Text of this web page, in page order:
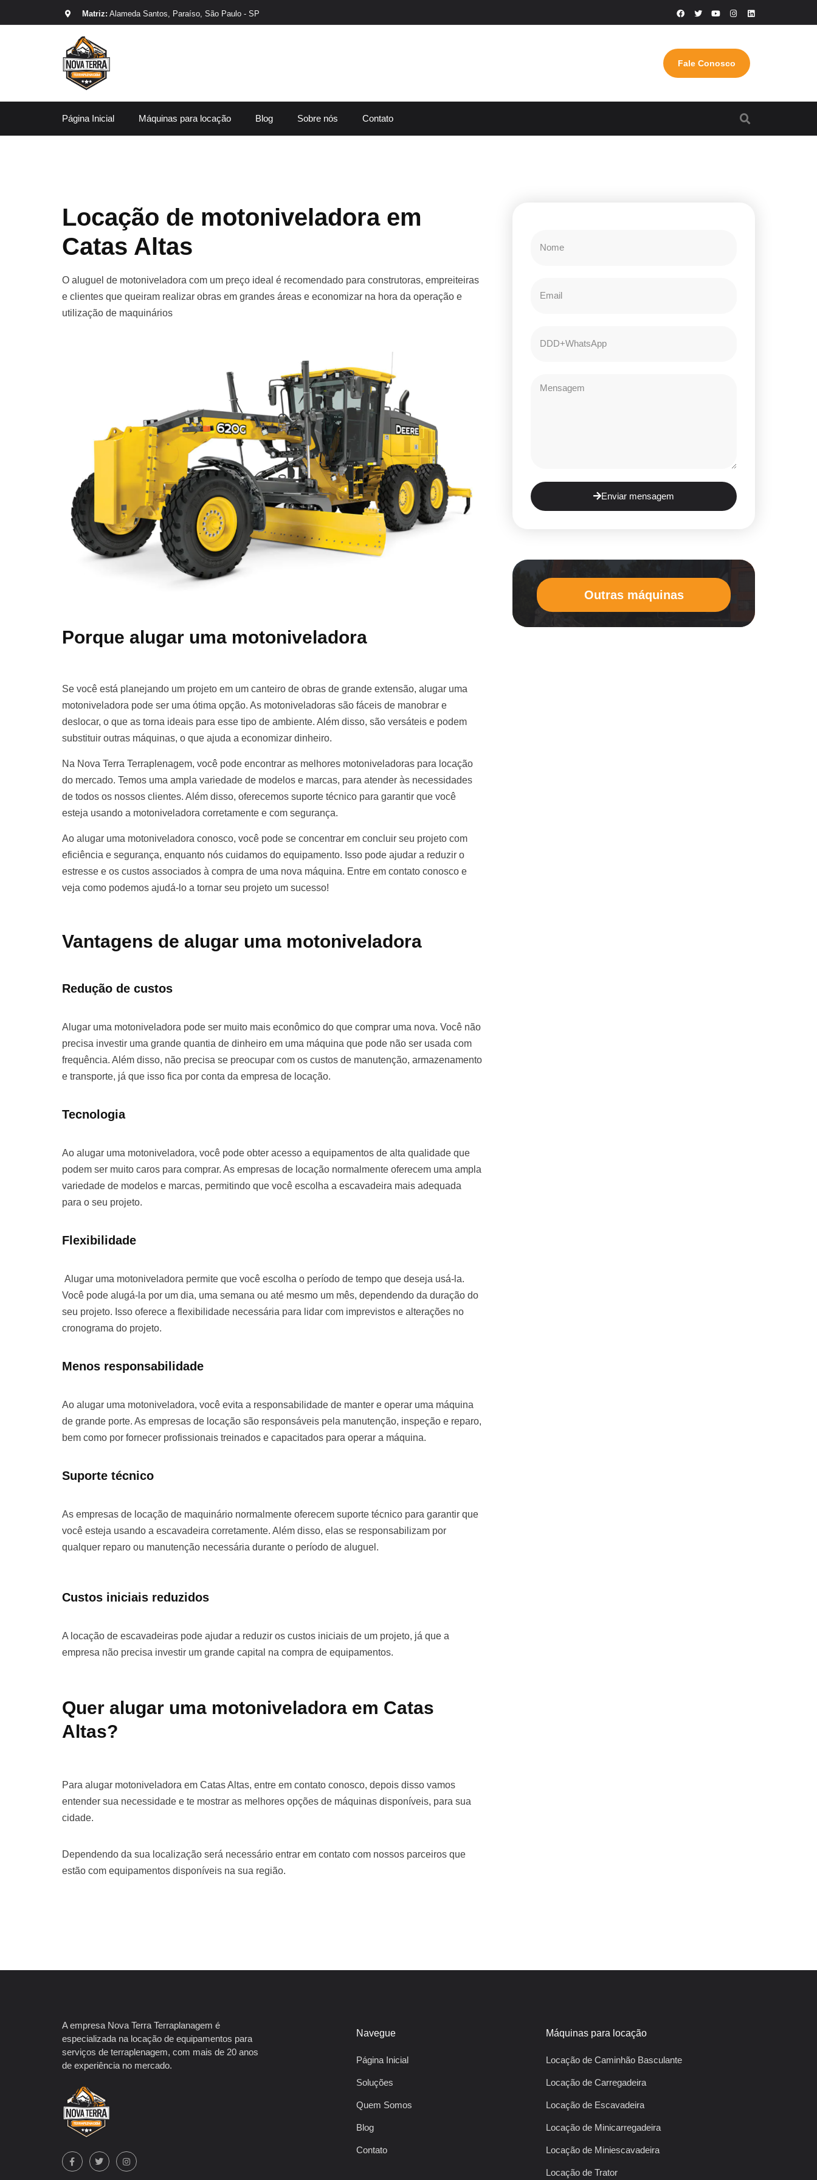
Matriz: Alameda Santos, Paraíso, São Paulo - SP
Fale Conosco
Página Inicial Máquinas para locação Blog Sobre nós Contato
Locação de motoniveladora em
Catas Altas
O aluguel de motoniveladora com um preço ideal é recomendado para construtoras, empreiteiras
e clientes que queiram realizar obras em grandes áreas e economizar na hora da operação e
utilização de maquinários
Porque alugar uma motoniveladora
Se você está planejando um projeto em um canteiro de obras de grande extensão, alugar uma
motoniveladora pode ser uma ótima opção. As motoniveladoras são fáceis de manobrar e
deslocar, o que as torna ideais para esse tipo de ambiente. Além disso, são versáteis e podem
substituir outras máquinas, o que ajuda a economizar dinheiro.
Na Nova Terra Terraplenagem, você pode encontrar as melhores motoniveladoras para locação
do mercado. Temos uma ampla variedade de modelos e marcas, para atender às necessidades
de todos os nossos clientes. Além disso, oferecemos suporte técnico para garantir que você
esteja usando a motoniveladora corretamente e com segurança.
Ao alugar uma motoniveladora conosco, você pode se concentrar em concluir seu projeto com
eficiência e segurança, enquanto nós cuidamos do equipamento. Isso pode ajudar a reduzir o
estresse e os custos associados à compra de uma nova máquina. Entre em contato conosco e
veja como podemos ajudá-lo a tornar seu projeto um sucesso!
Vantagens de alugar uma motoniveladora
Redução de custos
Alugar uma motoniveladora pode ser muito mais econômico do que comprar uma nova. Você não
precisa investir uma grande quantia de dinheiro em uma máquina que pode não ser usada com
frequência. Além disso, não precisa se preocupar com os custos de manutenção, armazenamento
e transporte, já que isso fica por conta da empresa de locação.
Tecnologia
Ao alugar uma motoniveladora, você pode obter acesso a equipamentos de alta qualidade que
podem ser muito caros para comprar. As empresas de locação normalmente oferecem uma ampla
variedade de modelos e marcas, permitindo que você escolha a escavadeira mais adequada
para o seu projeto.
Flexibilidade
Alugar uma motoniveladora permite que você escolha o período de tempo que deseja usá-la.
Você pode alugá-la por um dia, uma semana ou até mesmo um mês, dependendo da duração do
seu projeto. Isso oferece a flexibilidade necessária para lidar com imprevistos e alterações no
cronograma do projeto.
Menos responsabilidade
Ao alugar uma motoniveladora, você evita a responsabilidade de manter e operar uma máquina
de grande porte. As empresas de locação são responsáveis pela manutenção, inspeção e reparo,
bem como por fornecer profissionais treinados e capacitados para operar a máquina.
Suporte técnico
As empresas de locação de maquinário normalmente oferecem suporte técnico para garantir que
você esteja usando a escavadeira corretamente. Além disso, elas se responsabilizam por
qualquer reparo ou manutenção necessária durante o período de aluguel.
Custos iniciais reduzidos
A locação de escavadeiras pode ajudar a reduzir os custos iniciais de um projeto, já que a
empresa não precisa investir um grande capital na compra de equipamentos.
Quer alugar uma motoniveladora em Catas
Altas?
Para alugar motoniveladora em Catas Altas, entre em contato conosco, depois disso vamos
entender sua necessidade e te mostrar as melhores opções de máquinas disponíveis, para sua
cidade.
Dependendo da sua localização será necessário entrar em contato com nossos parceiros que
estão com equipamentos disponíveis na sua região.
Enviar mensagem
Outras máquinas
A empresa Nova Terra Terraplanagem é
especializada na locação de equipamentos para
serviços de terraplenagem, com mais de 20 anos
de experiência no mercado.
Navegue
Página Inicial
Soluções
Quem Somos
Blog
Contato
Máquinas para locação
Locação de Caminhão Basculante
Locação de Carregadeira
Locação de Escavadeira
Locação de Minicarregadeira
Locação de Miniescavadeira
Locação de Trator